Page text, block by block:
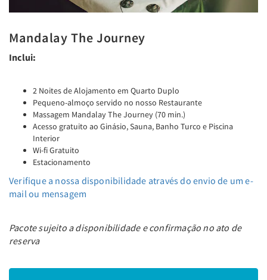
Mandalay The Journey
Inclui:
2 Noites de Alojamento em Quarto Duplo
Pequeno-almoço servido no nosso Restaurante
Massagem Mandalay The Journey (70 min.)
Acesso gratuito ao Ginásio, Sauna, Banho Turco e Piscina
Interior
Wi-fi Gratuito
Estacionamento
Verifique a nossa disponibilidade através do envio de um e-
mail ou mensagem
Pacote sujeito a disponibilidade e confirmação no ato de
reserva